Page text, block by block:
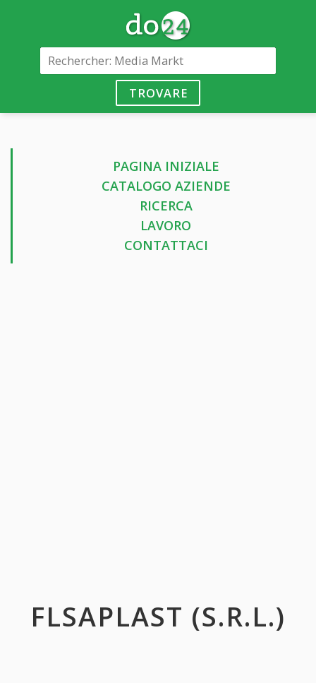
TROVARE
PAGINA INIZIALE
CATALOGO AZIENDE
RICERCA
LAVORO
CONTATTACI
FLSAPLAST (S.R.L.)